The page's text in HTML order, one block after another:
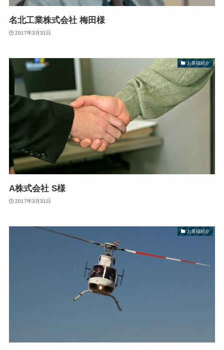
名北工業株式会社 梅田様
2017年3月31日
お客様紹介
A株式会社 S様
2017年3月31日
お客様紹介